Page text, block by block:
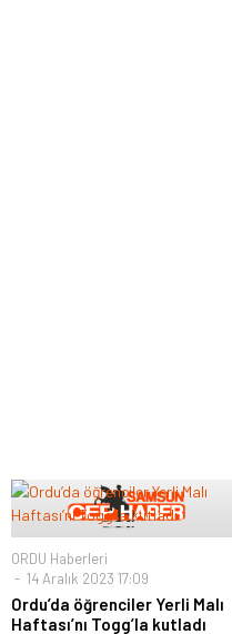
ORDU Haberleri
14 Aralık 2023 17:09
Ordu’da öğrenciler Yerli Malı
Haftası’nı Togg’la kutladı